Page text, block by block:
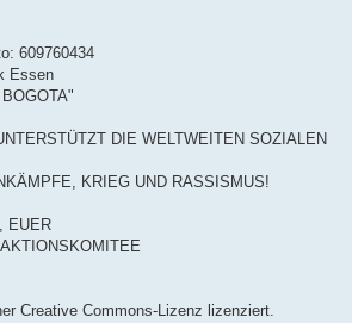
609760434
Essen
DIE WELTWEITEN SOZIALEN
KRIEG UND RASSISMUS!
EUER
Creative Commons-Lizenz lizenziert.